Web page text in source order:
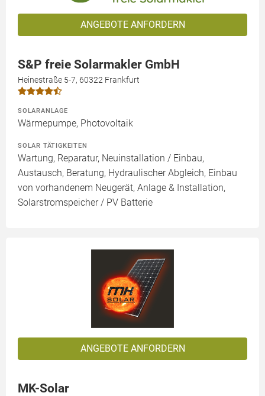
ANGEBOTE ANFORDERN
S&P freie Solarmakler GmbH
Heinestraße 5-7, 60322 Frankfurt
SOLARANLAGE
Wärmepumpe, Photovoltaik
SOLAR TÄTIGKEITEN
Wartung, Reparatur, Neuinstallation / Einbau,
Austausch, Beratung, Hydraulischer Abgleich, Einbau
von vorhandenem Neugerät, Anlage & Installation,
Solarstromspeicher / PV Batterie
ANGEBOTE ANFORDERN
MK-Solar